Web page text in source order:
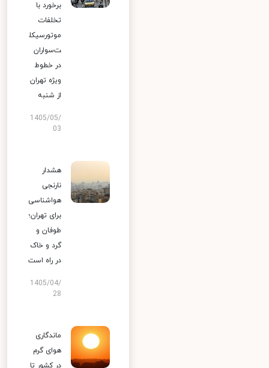
برخورد با
تخلفات
موتورسیکل
ت‌سواران
در خطوط
ویژه تهران
از شنبه
1405/05/
03
هشدار
نارنجی
هواشناسی
برای تهران؛
طوفان و
گرد و خاک
در راه است
1405/04/
28
ماندگاری
هوای گرم
در کشور تا